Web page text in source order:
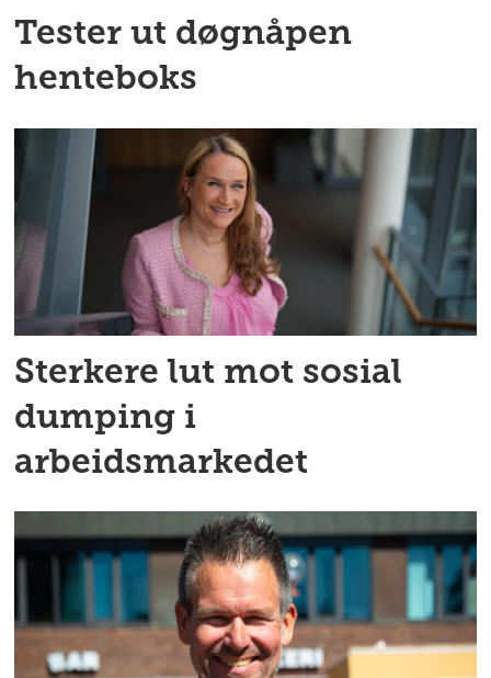
Tester ut døgnåpen
henteboks
Sterkere lut mot sosial
dumping i
arbeidsmarkedet